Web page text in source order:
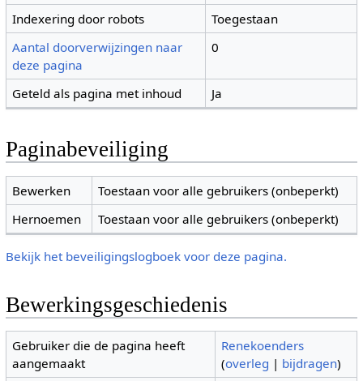
Indexering door robots
Toegestaan
Aantal doorverwijzingen naar
deze pagina
0
Geteld als pagina met inhoud Ja
Paginabeveiliging
Bewerken
Toestaan voor alle gebruikers (onbeperkt)
Hernoemen
Toestaan voor alle gebruikers (onbeperkt)
Bekijk het beveiligingslogboek voor deze pagina.
Bewerkingsgeschiedenis
Gebruiker die de pagina heeft
aangemaakt
Renekoenders
(overleg | bijdragen)